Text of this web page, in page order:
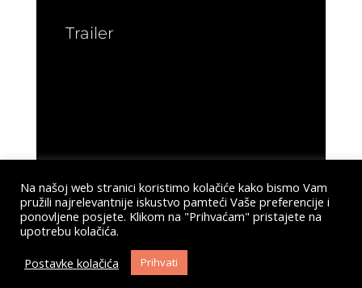
Trailer
Na našoj web stranici koristimo kolačiće kako bismo Vam
pružili najrelevantnije iskustvo pamteći Vaše preferencije i
ponovljene posjete. Klikom na "Prihvaćam" pristajete na
upotrebu kolačića.
Postavke kolačića
Prihvati